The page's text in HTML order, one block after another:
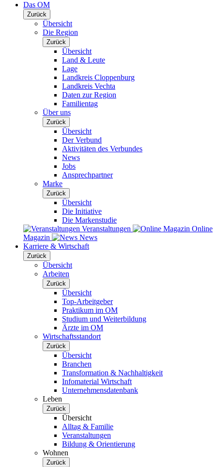
Das OM
Zurück
Übersicht
Die Region
Zurück
Übersicht
Land & Leute
Lage
Landkreis Cloppenburg
Landkreis Vechta
Daten zur Region
Familientag
Über uns
Zurück
Übersicht
Der Verbund
Aktivitäten des Verbundes
News
Jobs
Ansprechpartner
Marke
Zurück
Übersicht
Die Initiative
Die Markenstudie
Veranstaltungen
Online
Magazin
News
Karriere & Wirtschaft
Zurück
Übersicht
Arbeiten
Zurück
Übersicht
Top-Arbeitgeber
Praktikum im OM
Studium und Weiterbildung
Ärzte im OM
Wirtschaftsstandort
Zurück
Übersicht
Branchen
Transformation & Nachhaltigkeit
Infomaterial Wirtschaft
Unternehmensdatenbank
Leben
Zurück
Übersicht
Alltag & Familie
Veranstaltungen
Bildung & Orientierung
Wohnen
Zurück